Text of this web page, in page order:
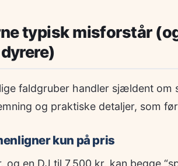
typisk misforstår
faldgruber handler sjældent om
og praktiske detaljer, som
kun på pris
og en DJ til 7.500 kr. kan begge